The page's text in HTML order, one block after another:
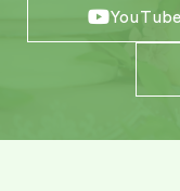
YouTube